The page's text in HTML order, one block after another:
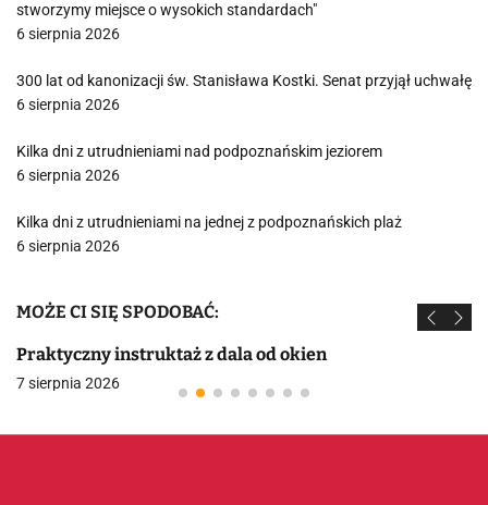
stworzymy miejsce o wysokich standardach"
6 sierpnia 2026
300 lat od kanonizacji św. Stanisława Kostki. Senat przyjął uchwałę
6 sierpnia 2026
Kilka dni z utrudnieniami nad podpoznańskim jeziorem
6 sierpnia 2026
Kilka dni z utrudnieniami na jednej z podpoznańskich plaż
6 sierpnia 2026
MOŻE CI SIĘ SPODOBAĆ:
Praktyczny instruktaż z dala od okien
7 sierpnia 2026